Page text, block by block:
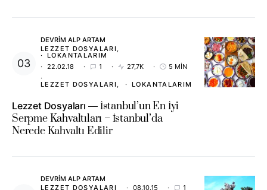
DEVRIM ALP ARTAM
LEZZET DOSYALARI
LOKANTALARIM
22.02.18
1 27,7K 5 MIN
LEZZET DOSYALARI LOKANTALARIM
Lezzet Dosyaları
İstanbul’un En İyi
Serpme Kahvaltıları – İstanbul’da
Nerede Kahvaltı Edilir
DEVRIM ALP ARTAM
LEZZET DOSYALARI
08.10.15
1